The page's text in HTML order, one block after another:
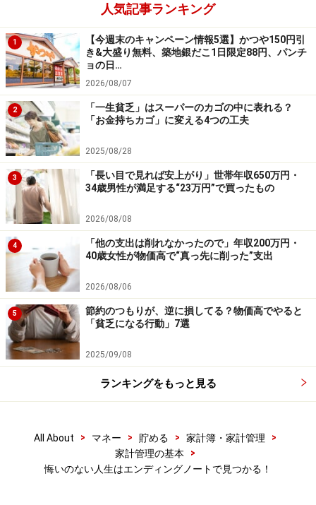
人気記事ランキング
1
【今週末のキャンペーン情報5選】かつや150円引
き&大盛り無料、築地銀だこ1日限定88円、パンチ
ョの日…
2026/08/07
2
「一生貧乏」はスーパーのカゴの中に表れる？
「お金持ちカゴ」に変える4つの工夫
2025/08/28
3
「長い目で見れば安上がり」世帯年収650万円・
34歳男性が満足する“23万円”で買ったもの
2026/08/08
4
「他の支出は削れなかったので」年収200万円・
40歳女性が物価高で“真っ先に削った”支出
2026/08/06
5
節約のつもりが、逆に損してる？物価高でやると
「貧乏になる行動」7選
2025/09/08
ランキングをもっと見る
All About > マネー > 貯める > 家計簿・家計管理
>
家計管理の基本
>
悔いのない人生はエンディングノートで見つかる！